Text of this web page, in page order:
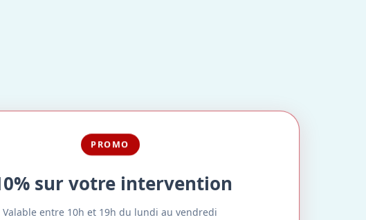
PROMO
sur votre intervention
Valable entre 10h et 19h du lundi au vendredi